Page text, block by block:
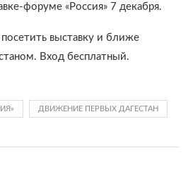
форуме «Россия» 7 декабря.
выставку и ближе
Вход бесплатный.
ДВИЖЕНИЕ ПЕРВЫХ ДАГЕСТАН